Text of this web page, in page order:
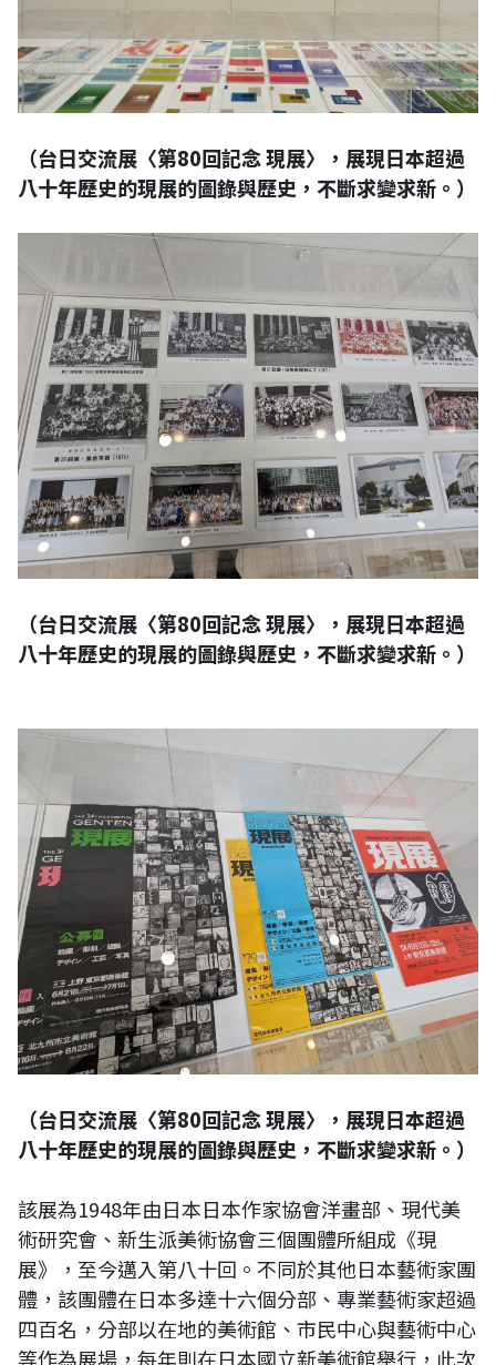
（台日交流展〈第80回記念 現展〉，展現日本超過
八十年歷史的現展的圖錄與歷史，不斷求變求新。）
（台日交流展〈第80回記念 現展〉，展現日本超過
八十年歷史的現展的圖錄與歷史，不斷求變求新。）
（台日交流展〈第80回記念 現展〉，展現日本超過
八十年歷史的現展的圖錄與歷史，不斷求變求新。）
該展為1948年由日本日本作家協會洋畫部、現代美
術研究會、新生派美術協會三個團體所組成《現
展》，至今邁入第八十回。不同於其他日本藝術家團
體，該團體在日本多達十六個分部、專業藝術家超過
四百名，分部以在地的美術館、市民中心與藝術中心
等作為展場，每年則在日本國立新美術館舉行，此次